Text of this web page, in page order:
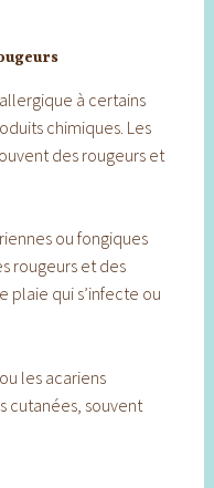
à certains
chimiques. Les
des rougeurs et
ou fongiques
rougeurs et des
plaie qui s’infecte ou
les acariens
cutanées, souvent